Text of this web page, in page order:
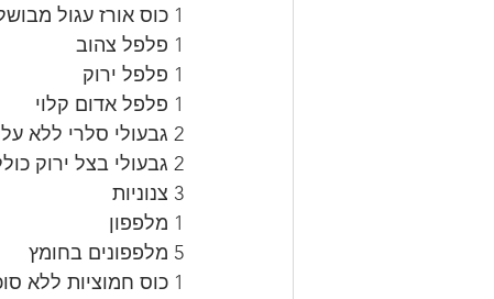
1 כוס אורז עגול מבושל במים עם כף מלח גס, כף שמן צמחי, מסונן ושטוף במי ברז(לעצירת הבישול).
1 פלפל צהוב
1 פלפל ירוק
1 פלפל אדום קלוי
2 גבעולי סלרי ללא עלים
2 גבעולי בצל ירוק כולל הירוקים
3 צנוניות
1 מלפפון
5 מלפפונים בחומץ
1 כוס חמוציות ללא סוכר